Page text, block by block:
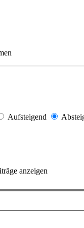
Aufsteigend
anzeigen